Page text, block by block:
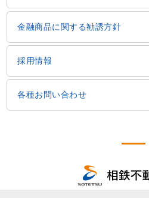
金融商品に関する勧誘方針
採用情報
各種お問い合わせ